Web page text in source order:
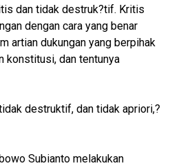
dan tidak destruk?tif. Kritis
dengan cara yang benar
artian dukungan yang berpihak
konstitusi, dan tentunya
destruktif, dan tidak apriori,?
Subianto melakukan